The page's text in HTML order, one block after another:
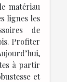
matériau
lignes les
de
Profiter
à partir
et